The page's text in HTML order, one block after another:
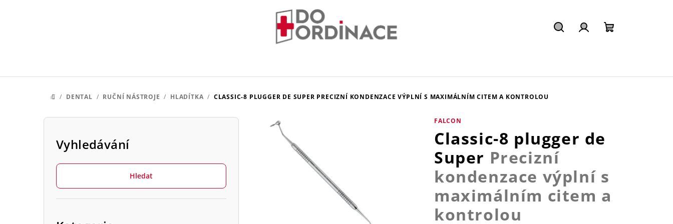
DOMŮ
/ DENTAL / RUČNÍ NÁSTROJE / HLADÍTKA / CLASSIC-8 PLUGGER DE SUPER PRECIZNÍ KONDENZACE VÝPLNÍ S MAXIMÁLNÍM CITEM A KONTROLOU
P
Vyhledávání
Hledat
FALCON
Classic-8 plugger de
Super Precizní
kondenzace výplní s
maximálním citem a
kontrolou